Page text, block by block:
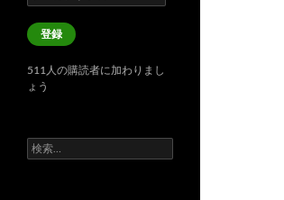
ー
ル
ア
レ
ス
登録
511人の購読者に加わりまし
ょう
検
索: